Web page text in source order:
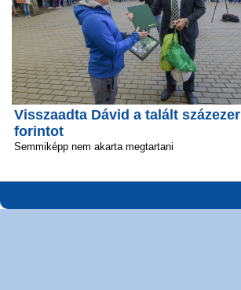
Visszaadta Dávid a talált százezer
forintot
Semmiképp nem akarta megtartani